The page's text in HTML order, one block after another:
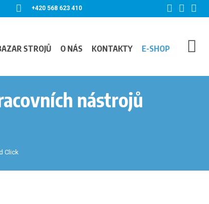
+420 568 623 410
STROJŮ O NÁS KONTAKTY E-SHOP
nástrojů
Click